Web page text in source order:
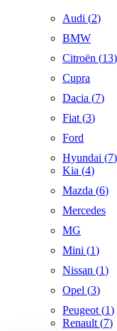
Audi (2)
BMW
Citroën (13)
Cupra
Dacia (7)
Fiat (3)
Ford
Hyundai (7)
Kia (4)
Mazda (6)
Mercedes
MG
Mini (1)
Nissan (1)
Opel (3)
Peugeot (1)
Renault (7)